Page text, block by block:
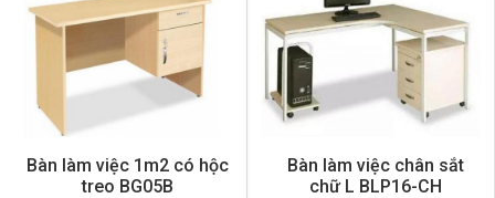
Bàn làm việc 1m2 có hộc
treo BG05B
Bàn làm việc chân sắt
chữ L BLP16-CH